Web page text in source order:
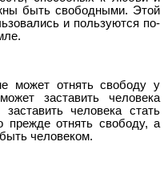
быть свободными. Этой
и пользуются по-
может отнять свободу у
заставить человека
человека стать
прежде отнять свободу, а
человеком.